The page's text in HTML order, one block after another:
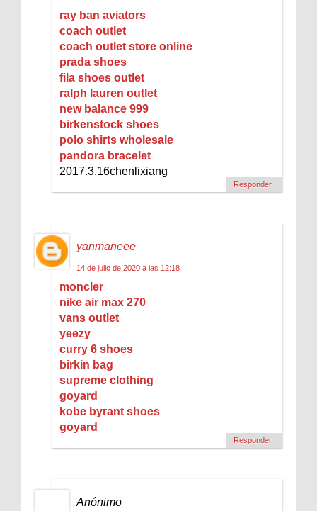
ray ban aviators
coach outlet
coach outlet store online
prada shoes
fila shoes outlet
ralph lauren outlet
new balance 999
birkenstock shoes
polo shirts wholesale
pandora bracelet
2017.3.16chenlixiang
Responder
yanmaneee
14 de julio de 2020 a las 12:18
moncler
nike air max 270
vans outlet
yeezy
curry 6 shoes
birkin bag
supreme clothing
goyard
kobe byrant shoes
goyard
Responder
Anónimo